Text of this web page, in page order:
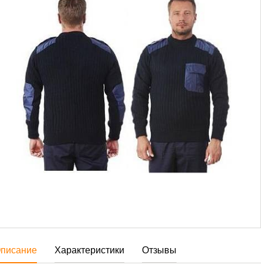
Характеристики Отзывы